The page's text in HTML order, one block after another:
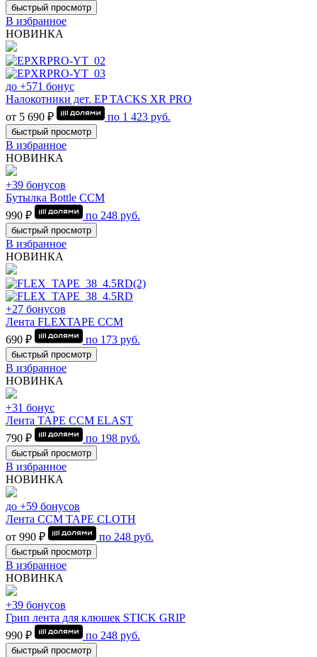
быстрый просмотр
В избранное
НОВИНКА
до +571 бонус
Налокотники дет. EP TACKS XR PRO
от 5 690 ₽
по 1 423 руб.
быстрый просмотр
В избранное
НОВИНКА
+39 бонусов
Бутылка Bottle CCM
990 ₽
по 248 руб.
быстрый просмотр
В избранное
НОВИНКА
+27 бонусов
Лента FLEXTAPE CCM
690 ₽
по 173 руб.
быстрый просмотр
В избранное
НОВИНКА
+31 бонус
Лента TAPE CCM ELAST
790 ₽
по 198 руб.
быстрый просмотр
В избранное
НОВИНКА
до +59 бонусов
Лента CCM TAPE CLOTH
от 990 ₽
по 248 руб.
быстрый просмотр
В избранное
НОВИНКА
+39 бонусов
Грип лента для клюшек STICK GRIP
990 ₽
по 248 руб.
быстрый просмотр